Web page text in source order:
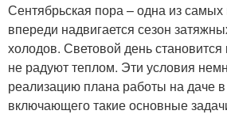
Сентябрьская пора – одна из
впереди надвигается сезон
холодов. Световой день
не радуют теплом. Эти условия
реализацию плана работы на даче
включающего такие основные